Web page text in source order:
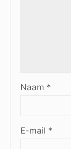
Naam *
E-mail *